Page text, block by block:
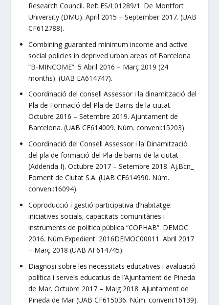
Research Council. Ref: ES/L01289/1. De Montfort
University (DMU). April 2015 – September 2017. (UAB
CF612788).
Combining guaranted mínimum income and active
social policies in deprived urban areas of Barcelona
“B-MINCOME”. 5 Abril 2016 – Març 2019 (24
months). (UAB EA614747).
Coordinació del consell Assessor i la dinamització del
Pla de Formació del Pla de Barris de la ciutat.
Octubre 2016 – Setembre 2019. Ajuntament de
Barcelona. (UAB CF614009. Núm. conveni:15203).
Coordinació del Consell Assessor i la Dinamització
del pla de formació del Pla de barris de la ciutat
(Addenda I). Octubre 2017 – Setembre 2018. Aj.Bcn_
Foment de Ciutat S.A. (UAB CF614990. Núm.
conveni:16094).
Coproducció i ges­tió participativa d’habitatge:
iniciatives so­cials, capacitats comunitàries i
instruments de política pública “COPHAB”. DEMOC
2016. Núm.Expedient: 2016DEMOC00011. Abril 2017
– Març 2018 (UAB AF614745).
Diagnosi sobre les necessitats educatives i avaluació
política i serveis educatius de l’Ajuntament de Pineda
de Mar. Octubre 2017 – Maig 2018. Ajuntament de
Pineda de Mar (UAB CF615036. Núm. conveni:16139).